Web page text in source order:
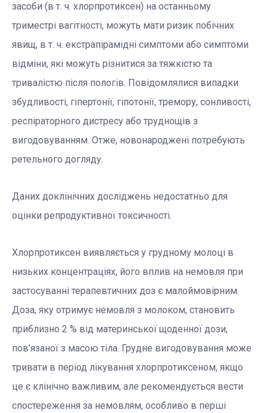
засоби (в т. ч. хлорпротиксен) на останньому
триместрі вагітності, можуть мати ризик побічних
явищ, в т. ч. екстрапірамідні симптоми або симптоми
відміни, які можуть різнитися за тяжкістю та
тривалістю після пологів. Повідомлялися випадки
збудливості, гіпертонії, гіпотонії, тремору, сонливості,
респіраторного дистресу або труднощів з
вигодовуванням. Отже, новонароджені потребують
ретельного догляду.
Даних доклінічних досліджень недостатньо для
оцінки репродуктивної токсичності.
Хлорпротиксен виявляється у грудному молоці в
низьких концентраціях, його вплив на немовля при
застосуванні терапевтичних доз є малоймовірним.
Доза, яку отримує немовля з молоком, становить
приблизно 2 % від материнської щоденної дози,
пов’язаної з масою тіла. Грудне вигодовування може
тривати в період лікування хлорпротиксеном, якщо
це є клінічно важливим, але рекомендується вести
спостереження за немовлям, особливо в перші